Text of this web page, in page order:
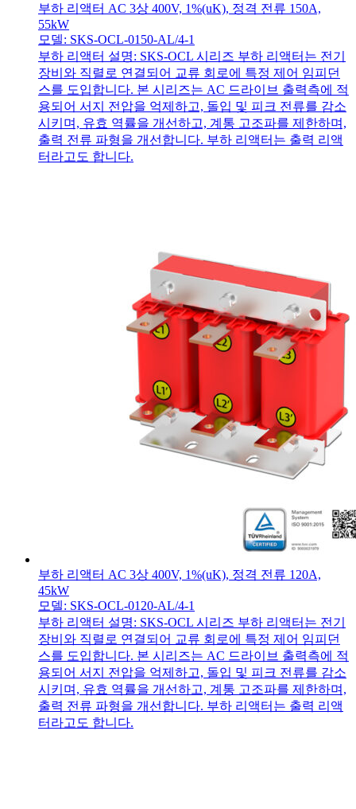
부하 리액터 AC 3상 400V, 1%(uK), 정격 전류 150A,
55kW
모델: SKS-OCL-0150-AL/4-1
부하 리액터 설명: SKS-OCL 시리즈 부하 리액터는 전기
장비와 직렬로 연결되어 교류 회로에 특정 제어 임피던
스를 도입합니다. 본 시리즈는 AC 드라이브 출력측에 적
용되어 서지 전압을 억제하고, 돌입 및 피크 전류를 감소
시키며, 유효 역률을 개선하고, 계통 고조파를 제한하며,
출력 전류 파형을 개선합니다. 부하 리액터는 출력 리액
터라고도 합니다.
부하 리액터 AC 3상 400V, 1%(uK), 정격 전류 120A,
45kW
모델: SKS-OCL-0120-AL/4-1
부하 리액터 설명: SKS-OCL 시리즈 부하 리액터는 전기
장비와 직렬로 연결되어 교류 회로에 특정 제어 임피던
스를 도입합니다. 본 시리즈는 AC 드라이브 출력측에 적
용되어 서지 전압을 억제하고, 돌입 및 피크 전류를 감소
시키며, 유효 역률을 개선하고, 계통 고조파를 제한하며,
출력 전류 파형을 개선합니다. 부하 리액터는 출력 리액
터라고도 합니다.